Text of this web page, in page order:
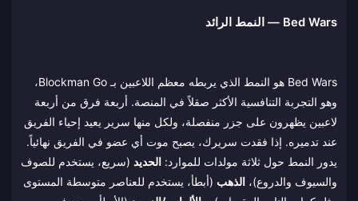
Bed Wars — النمط الرائد
Bed Wars هو النمط الذي يربطه معظم اللاعبين بـ Blockman Go،
وهو التجربة التنافسية الأكثر صقلاً في المنصة. أربعة فرق من أربعة
لاعبين يظهرون على جزر منفصلة، ولكل منها سرير يعيد إحياء الفريق
عند تدميره. إذا فقدت سريرك، يصبح موت أي عضو في الفريق نهائياً.
يدور النمط حول ثلاثة مولدات للموارد: الحديد (سريع، يستخدم للصوف
والسيوف والدروع)، الذهب (أبطأ، يستخدم للعناصر متوسطة المستوى